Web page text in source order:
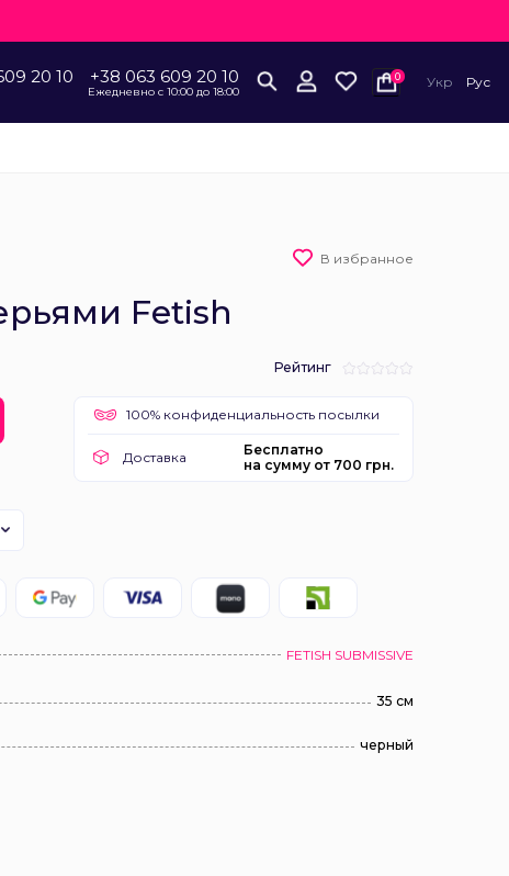
20 10 +38 063 609 20 10
Ежедневно с 10:00 до 18:00
0 Укр Рус
В избранное
Fetish
Рейтинг
100% конфиденциальность посылки
Доставка
Бесплатно
на сумму от 700 грн.
FETISH SUBMISSIVE
35 см
черный